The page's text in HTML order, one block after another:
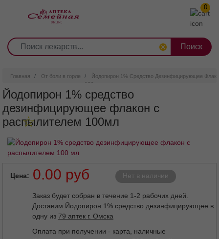
0
Главная От боли в горле
Йодопирон 1% Средство Дезинфицирующее
100мл
Йодопирон 1% средство
дезинфицирующее флакон с
распылителем 100мл
Внешний вид товара может отличаться от изображенного на
0.00 руб
Заказ будет собран в течение 1-2 рабочих дней.
Доставим Йодопирон 1% средство дезинфицирующее в
одну из 79 аптек г. Омска